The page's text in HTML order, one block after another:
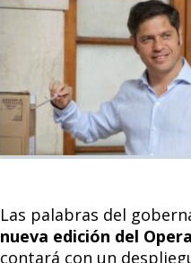
Las palabras del
nueva edición del
contará con un